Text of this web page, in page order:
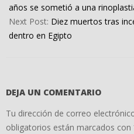
13
años se sometió a una
Next Post: Diez muertos tras
dentro en Egipto
DEJA UN COMENTARIO
Tu dirección de correo
obligatorios están marcados con